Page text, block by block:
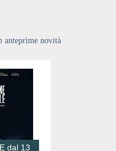
anteprime novità
dal 13